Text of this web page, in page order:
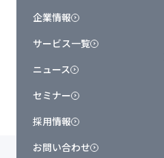
企業情報
サービス一覧
ニュース
セミナー
採用情報
お問い合わせ